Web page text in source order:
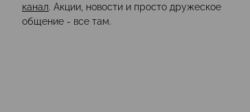
канал. Акции, новости и просто дружеское
общение - все там.